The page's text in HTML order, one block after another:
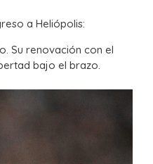
a Heliópolis:
Su renovación con el
bajo el brazo.